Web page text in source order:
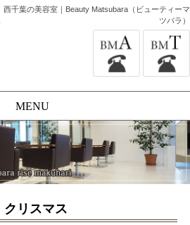
西千葉の美容室｜Beauty Matsubara（ビューティーマ
ツバラ）
MENU
クリスマス